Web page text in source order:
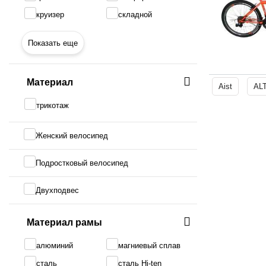
круизер
складной
Показать еще
Материал
трикотаж
Женский велосипед
Подростковый велосипед
Двухподвес
Материал рамы
алюминий
магниевый сплав
сталь
сталь Hi-ten
Aist